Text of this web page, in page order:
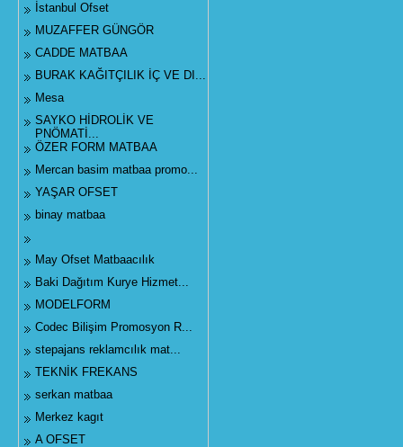
İstanbul Ofset
MUZAFFER GÜNGÖR
CADDE MATBAA
BURAK KAĞITÇILIK İÇ VE DI...
Mesa
SAYKO HİDROLİK VE
PNÖMATİ...
ÖZER FORM MATBAA
Mercan basim matbaa promo...
YAŞAR OFSET
binay matbaa
May Ofset Matbaacılık
Baki Dağıtım Kurye Hizmet...
MODELFORM
Codec Bilişim Promosyon R...
stepajans reklamcılık mat...
TEKNİK FREKANS
serkan matbaa
Merkez kagıt
A OFSET